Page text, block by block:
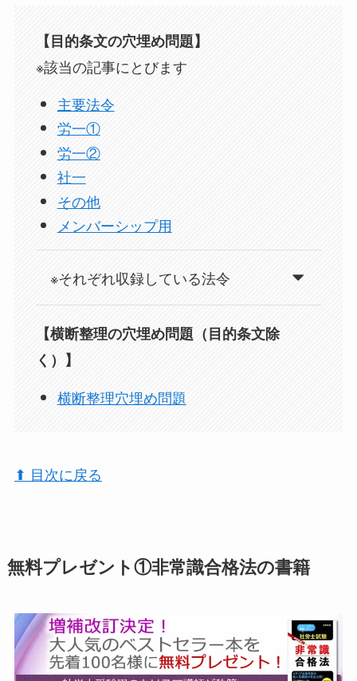
【目的条文の穴埋め問題】
※該当の記事にとびます
主要法令
労一①
労一②
社一
その他
メンバーシップ用
※それぞれ収録している法令
【横断整理の穴埋め問題（目的条文除
く）】
横断整理穴埋め問題
⬆︎ 目次に戻る
無料プレゼント①非常識合格法の書籍